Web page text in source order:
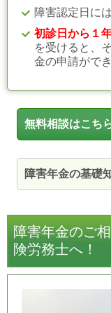
障害認定日に
初診日から１
を受けると、
金の申請ができ
無料相談はこち
障害年金の基礎
障害年金のご
険労務士へ！